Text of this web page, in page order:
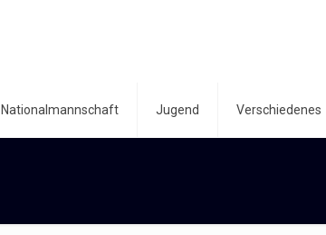
Nationalmannschaft Jugend Verschiedenes